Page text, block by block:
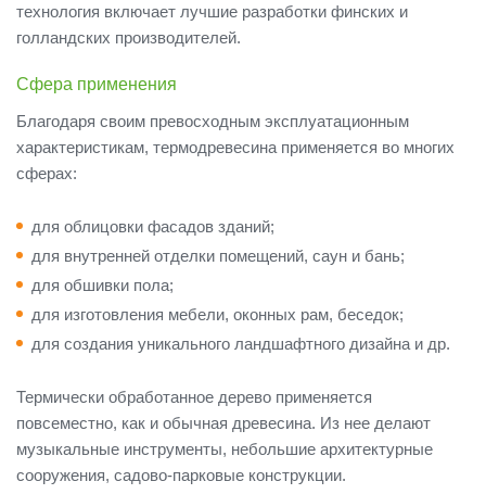
технология включает лучшие разработки финских и
голландских производителей.
Сфера применения
Благодаря своим превосходным эксплуатационным
характеристикам, термодревесина применяется во многих
сферах:
для облицовки фасадов зданий;
для внутренней отделки помещений, саун и бань;
для обшивки пола;
для изготовления мебели, оконных рам, беседок;
для создания уникального ландшафтного дизайна и др.
Термически обработанное дерево применяется
повсеместно, как и обычная древесина. Из нее делают
музыкальные инструменты, небольшие архитектурные
сооружения, садово-парковые конструкции.